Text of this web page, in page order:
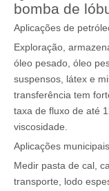
bomba de
Aplicações de
Exploração,
óleo pesado, óleo
suspensos, látex e
transferência tem
taxa de fluxo de até
viscosidade.
Aplicações
Medir pasta de cal,
transporte, lodo